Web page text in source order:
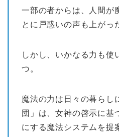
一部の者からは、人間が
とに戸惑いの声も上がっ
しかし、いかなる力も使
つ。
魔法の力は日々の暮らし
団」は、女神の啓示に基
にする魔法システムを提